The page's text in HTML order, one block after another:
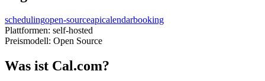
schedulingopen-sourceapicalendarbooking
Plattformen: self-hosted
Preismodell: Open Source
Was ist Cal.com?